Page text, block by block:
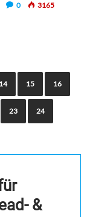
0 3165
14 15 16
23 24
&